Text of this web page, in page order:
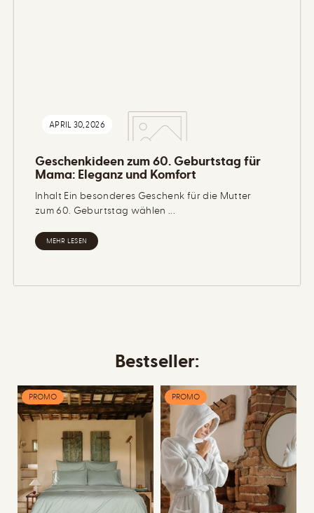
APRIL 30, 2026
Geschenkideen zum 60. Geburtstag für
Mama: Eleganz und Komfort
Inhalt Ein besonderes Geschenk für die Mutter
zum 60. Geburtstag wählen ...
MEHR LESEN
Bestseller:
PROMO PROMO